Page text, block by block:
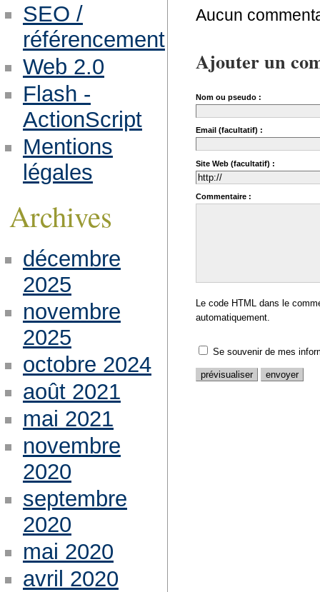
Aucun
Ajouter un
Nom ou pseudo :
Email (facultatif) :
Site Web (facultatif) :
Commentaire :
Le code HTML dans le
automatiquement.
Se souvenir de mes
SEO /
référencement
Web 2.0
Flash -
ActionScript
Mentions
légales
Archives
décembre
2025
novembre
2025
octobre 2024
août 2021
mai 2021
novembre
2020
septembre
2020
mai 2020
avril 2020